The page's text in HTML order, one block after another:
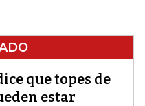
que topes de
estar